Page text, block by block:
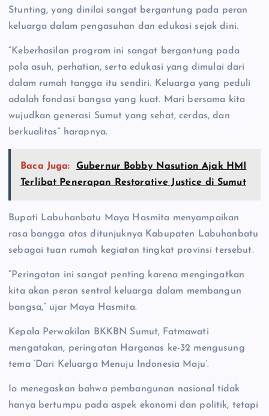
Stunting, yang dinilai sangat bergantung pada peran
keluarga dalam pengasuhan dan edukasi sejak dini.
“Keberhasilan program ini sangat bergantung pada
pola asuh, perhatian, serta edukasi yang dimulai dari
dalam rumah tangga itu sendiri. Keluarga yang peduli
adalah fondasi bangsa yang kuat. Mari bersama kita
wujudkan generasi Sumut yang sehat, cerdas, dan
berkualitas” harapnya.
Baca Juga:
Gubernur Bobby Nasution Ajak HMI
Terlibat Penerapan Restorative Justice di Sumut
Bupati Labuhanbatu Maya Hasmita menyampaikan
rasa bangga atas ditunjuknya Kabupaten Labuhanbatu
sebagai tuan rumah kegiatan tingkat provinsi tersebut.
“Peringatan ini sangat penting karena mengingatkan
kita akan peran sentral keluarga dalam membangun
bangsa,” ujar Maya Hasmita.
Kepala Perwakilan BKKBN Sumut, Fatmawati
mengatakan, peringatan Harganas ke-32 mengusung
tema ‘Dari Keluarga Menuju Indonesia Maju’.
Ia menegaskan bahwa pembangunan nasional tidak
hanya bertumpu pada aspek ekonomi dan politik, tetapi